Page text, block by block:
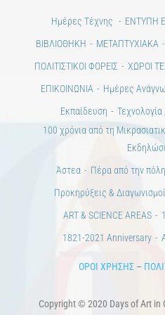
Ημέρες Τέχνης ΕΝΤΥΠΗ
ΒΙΒΛΙΟΘΗΚΗ
ΜΕΤΑΠΤΥΧΙΑΚΑ
ΠΟΛΙΤΙΣΤΙΚΟΙ ΦΟΡΕΙΣ
ΧΩΡΟΙ
ΕΠΙΚΟΙΝΩΝΙΑ
Ημέρες
Εκπαίδευση
100 χρόνια από τη
Άστεα
Πέρα από την πόλη
Προκηρύξεις & Διαγωνισμοί
ART & SCIENCE AREAS
1821-2021 Anniversary
ΟΡΟΙ ΧΡΗΣΗΣ–
Copyright © 2020 Days of Art in